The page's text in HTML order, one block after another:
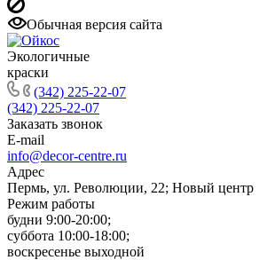
Обычная версия сайта
Экологичные
краски
(342) 225-22-07
(342) 225-22-07
Заказать звонок
E-mail
info@decor-centre.ru
Адрес
Пермь, ул. Революции, 22; Новый центр
Режим работы
будни 9:00-20:00;
суббота 10:00-18:00;
воскресенье выходной